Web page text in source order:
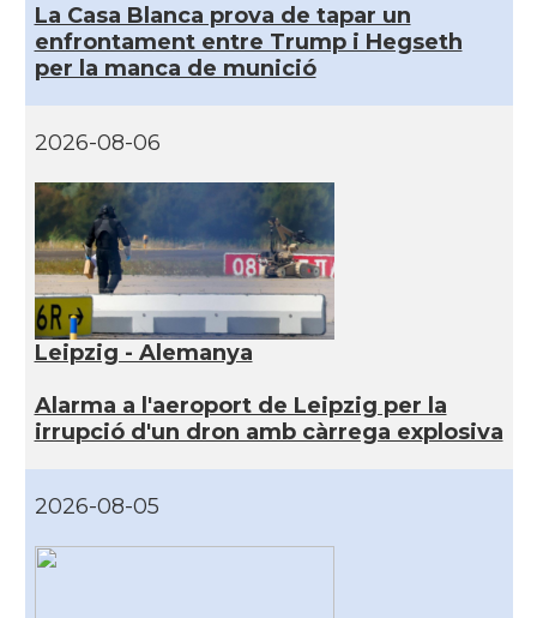
La Casa Blanca prova de tapar un
enfrontament entre Trump i Hegseth
per la manca de munició
2026-08-06
Leipzig - Alemanya
Alarma a l'aeroport de Leipzig per la
irrupció d'un dron amb càrrega explosiva
2026-08-05